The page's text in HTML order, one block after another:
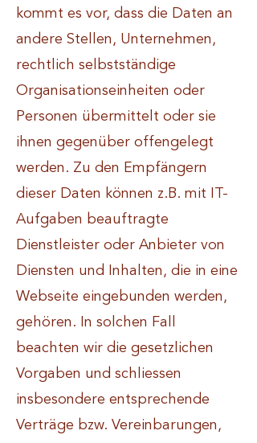
kommt es vor, dass die Daten an
andere Stellen, Unternehmen,
rechtlich selbstständige
Organisationseinheiten oder
Personen übermittelt oder sie
ihnen gegenüber offengelegt
werden. Zu den Empfängern
dieser Daten können z.B. mit IT-
Aufgaben beauftragte
Dienstleister oder Anbieter von
Diensten und Inhalten, die in eine
Webseite eingebunden werden,
gehören. In solchen Fall
beachten wir die gesetzlichen
Vorgaben und schliessen
insbesondere entsprechende
Verträge bzw. Vereinbarungen,